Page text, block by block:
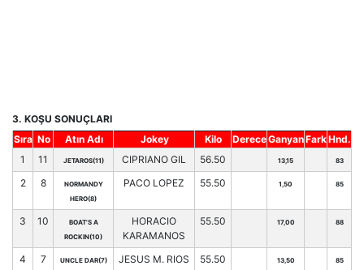
3. KOŞU SONUÇLARI
Sıra No Atın Adı Jokey Kilo DereceGanyanFarkHnd.
1
11 JETAROS(11) CIPRIANO GIL 56.50 13,15 83
2 8
NORMANDY
HERO(8)
PACO LOPEZ 55.50 1,50 85
3 10
BOAT'S A
ROCKIN(10)
HORACIO
KARAMANOS
55.50 17,00 88
4 7 UNCLE DAR(7) JESUS M. RIOS 55.50 13,50 85